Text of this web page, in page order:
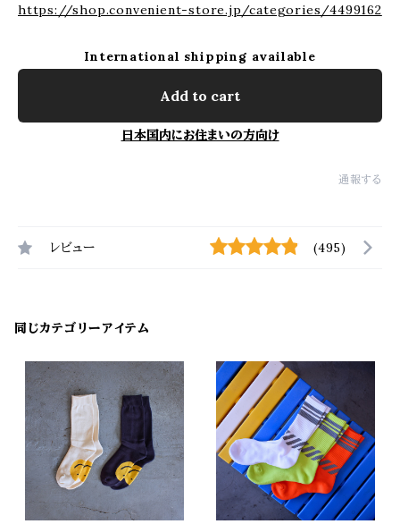
https://shop.convenient-store.jp/categories/4499162
International shipping available
Add to cart
日本国内にお住まいの方向け
通報する
レビュー (495)
同じカテゴリーアイテム